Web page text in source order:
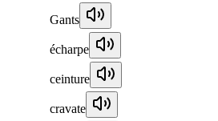
Gants
écharpe
ceinture
cravate